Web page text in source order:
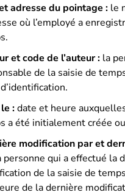
adresse du pointage : le
où l’employé a
et code de l’auteur : la
de la saisie de
:date et heure
a été initialement créée
modification par et
personne qui a effectué la
de la saisie de
de la dernière